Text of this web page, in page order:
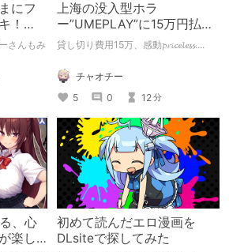
にフ
！
さんもみ
上海の没入型ホラ
ー”UMEPLAY”に15万円払っ
たら、2作品とも号泣した※
貸し切り費用15万、感動𝓹𝓻𝓲𝓬𝓮𝓵𝓮𝓼𝓼....
チャオチー
5
0 12分
、心
楽し
初めて読んだエロ漫画を
DLsiteで探してみた